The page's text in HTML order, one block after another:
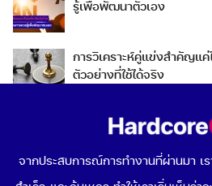
รู้เพื่อพัฒนาตัวเอง
การวิเคราะห์คู่แข่งสำคัญแ
ตัวอย่างที่ใช้ได้จริง
Go To Market คืออะไร เลื
จากประสบการณ์การทำงานที่ผ่านมา เ